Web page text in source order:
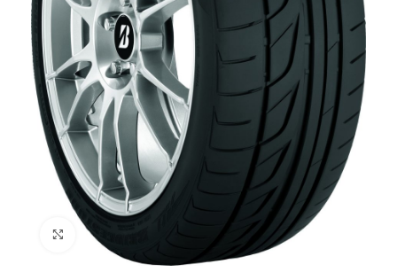
Click para agrandar